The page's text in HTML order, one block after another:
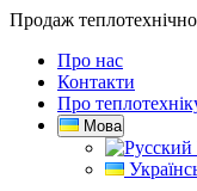
Продаж
Про нас
Контакти
Про
Мова